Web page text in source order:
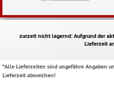
zurzeit nicht lagernd: Aufgrund der
Lieferzeit
*Alle Lieferzeiten sind ungefähre Angaben
Lieferzeit abweichen!